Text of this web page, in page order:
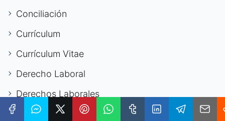
Conciliación
Currículum
Currículum Vitae
Derecho Laboral
Derechos Laborales
Desarrollo Personal